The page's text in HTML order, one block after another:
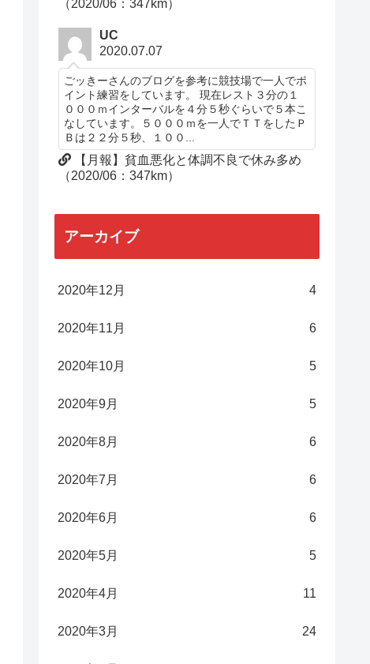
（2020/06：347km）
UC
2020.07.07
ごッきーさんのブログを参考に競技場で一人でポ
イント練習をしています。 現在レスト３分の１
０００ｍインターバルを４分５秒ぐらいで５本こ
なしています。５０００ｍを一人でＴＴをしたＰ
Ｂは２２分５秒、１００...
【月報】貧血悪化と体調不良で休み多め
（2020/06：347km）
アーカイブ
2020年12月 4
2020年11月 6
2020年10月 5
2020年9月 5
2020年8月 6
2020年7月 6
2020年6月 6
2020年5月 5
2020年4月 11
2020年3月 24